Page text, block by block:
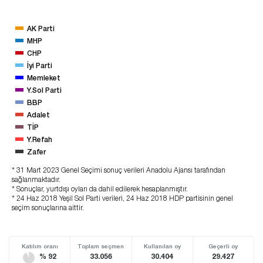
AK Parti
MHP
CHP
İyi Parti
Memleket
Y.Sol Parti
BBP
Adalet
TİP
Y.Refah
Zafer
* 31 Mart 2023 Genel Seçimi sonuç verileri Anadolu Ajansı tarafından
sağlanmaktadır.
* Sonuçlar, yurtdışı oyları da dahil edilerek hesaplanmıştır.
* 24 Haz 2018 Yeşil Sol Parti verileri, 24 Haz 2018 HDP partisinin genel
seçim sonuçlarına aittir.
Katılım oranı
% 92
Toplam seçmen
33.056
Kullanılan oy
30.404
Geçerli oy
29.427